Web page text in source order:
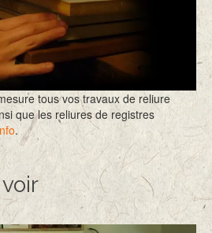
tous vos travaux de reliure
que les reliures de registres
.